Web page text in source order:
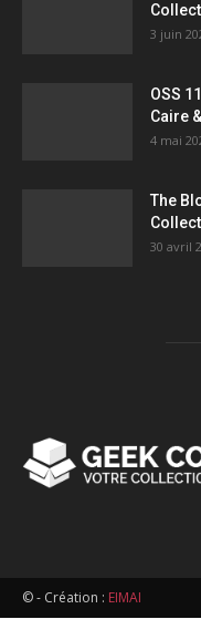
3 juin
OSS
Caire
4 mai
The
30 avril
© - Création : EIMAI